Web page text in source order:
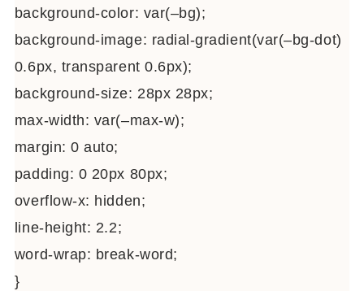
background-color: var(–bg);
background-image: radial-gradient(var(–bg-dot)
0.6px, transparent 0.6px);
background-size: 28px 28px;
max-width: var(–max-w);
margin: 0 auto;
padding: 0 20px 80px;
overflow-x: hidden;
line-height: 2.2;
word-wrap: break-word;
}